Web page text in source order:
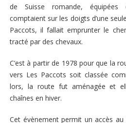
de Suisse romande, équipées
comptaient sur les doigts d’une
Paccots, il fallait emprunter le
tracté par des chevaux.
C’est à partir de 1978 pour que la
vers Les Paccots soit classée
lors, la route fut aménagée et
chaînes en hiver.
Cet évènement permit un accès